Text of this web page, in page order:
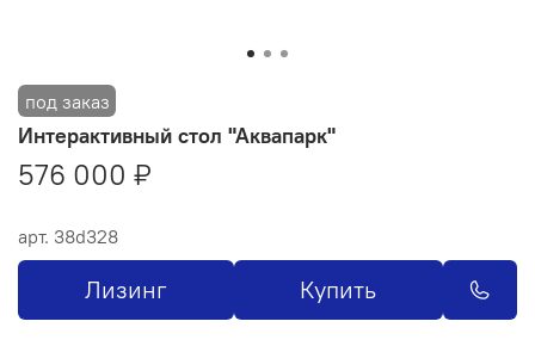
арт. 38d328
Интерактивный стол "Аквапарк"
576 000 ₽
Лизинг Купить